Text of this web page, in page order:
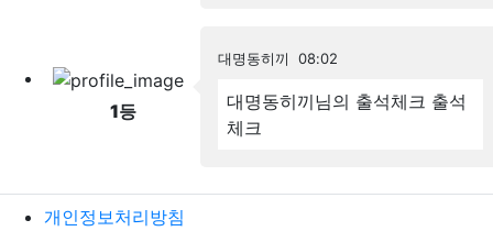
1등
대명동히끼 08:02
대명동히끼님의 출석체크 출석
체크
개인정보처리방침